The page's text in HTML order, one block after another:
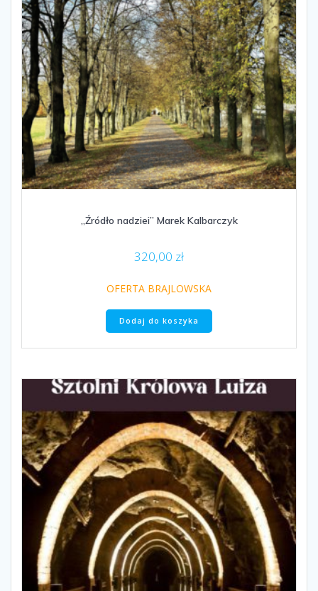
„Źródło nadziei” Marek Kalbarczyk
320,00 zł
OFERTA BRAJLOWSKA
Dodaj do koszyka